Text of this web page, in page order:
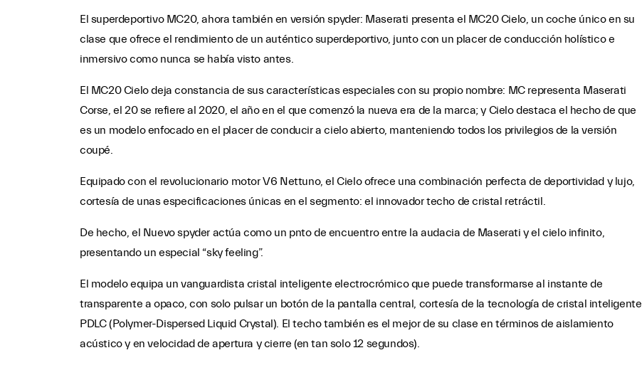
El superdeportivo MC20, ahora también en versión spyder: Maserati presenta el MC20 Cielo, un coche único en su
clase que ofrece el rendimiento de un auténtico superdeportivo, junto con un placer de conducción holístico e
inmersivo como nunca se había visto antes.
El MC20 Cielo deja constancia de sus características especiales con su propio nombre: MC representa Maserati
Corse, el 20 se refiere al 2020, el año en el que comenzó la nueva era de la marca; y Cielo destaca el hecho de que
es un modelo enfocado en el placer de conducir a cielo abierto, manteniendo todos los privilegios de la versión
coupé.
Equipado con el revolucionario motor V6 Nettuno, el Cielo ofrece una combinación perfecta de deportividad y lujo,
cortesía de unas especificaciones únicas en el segmento: el innovador techo de cristal retráctil.
De hecho, el Nuevo spyder actúa como un pnto de encuentro entre la audacia de Maserati y el cielo infinito,
presentando un especial “sky feeling”.
El modelo equipa un vanguardista cristal inteligente electrocrómico que puede transformarse al instante de
transparente a opaco, con solo pulsar un botón de la pantalla central, cortesía de la tecnología de cristal inteligente
PDLC (Polymer-Dispersed Liquid Crystal). El techo también es el mejor de su clase en términos de aislamiento
acústico y en velocidad de apertura y cierre (en tan solo 12 segundos).